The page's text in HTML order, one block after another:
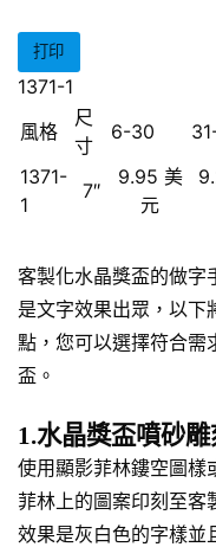
打印
1371-1
風格
尺
寸
6-30
1371-
1
7″
9.95 美
元
客製化水晶獎盃的做字
是文字效果出眾，以下
點，您可以選擇符合需
盃。
1.水晶獎盃噴砂
使用顯影菲林鏤空圖樣
菲林上的圖案印刻至客
效果是灰白色的字樣並